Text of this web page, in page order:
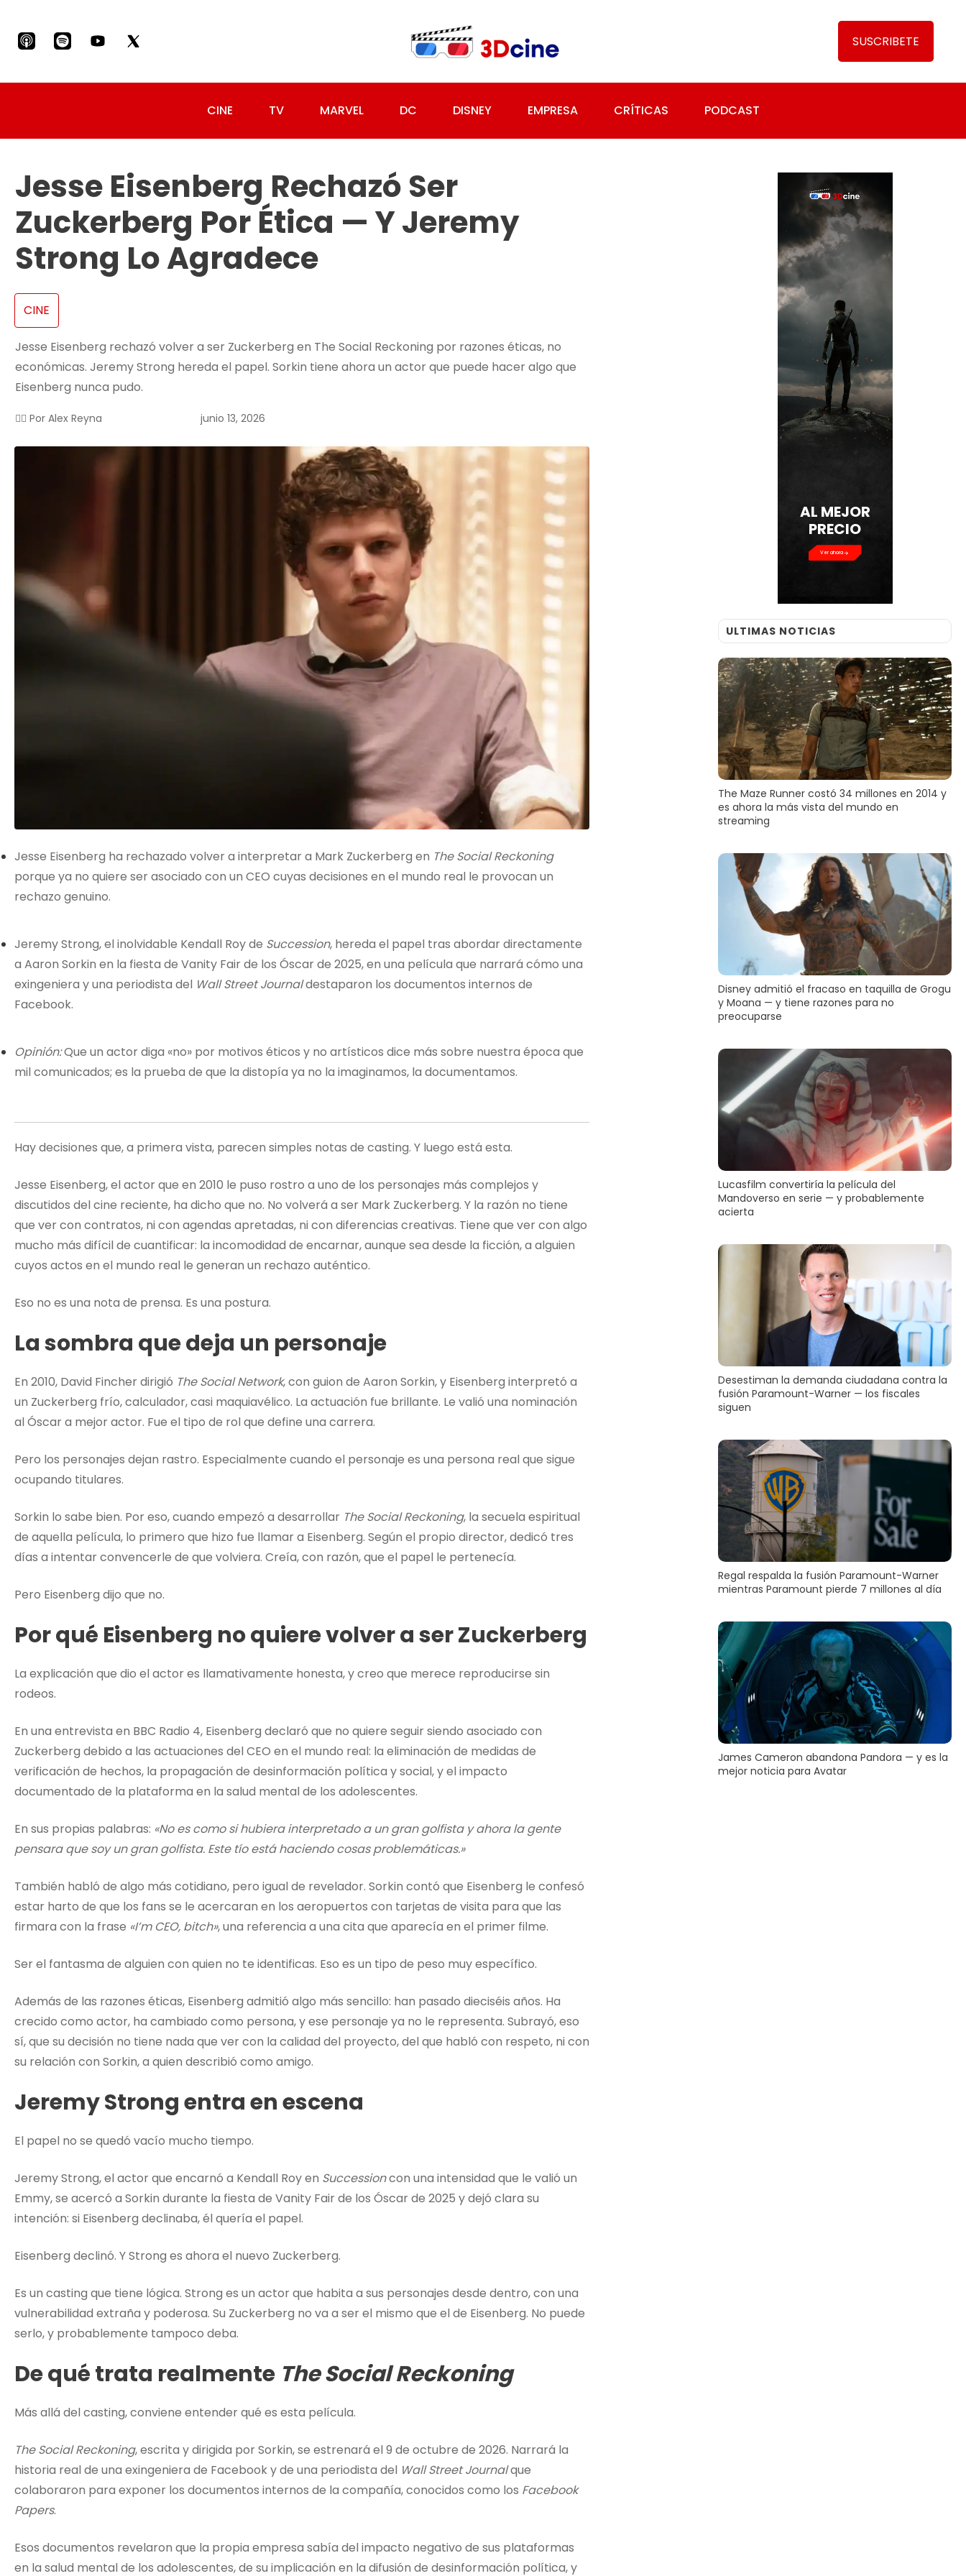
SUSCRIBETE
CINE TV MARVEL DC DISNEY EMPRESA CRÍTICAS PODCAST
Jesse Eisenberg Rechazó Ser
Zuckerberg Por Ética — Y Jeremy
Strong Lo Agradece
CINE
Jesse Eisenberg rechazó volver a ser Zuckerberg en The Social Reckoning por razones éticas, no
económicas. Jeremy Strong hereda el papel. Sorkin tiene ahora un actor que puede hacer algo que
Eisenberg nunca pudo.
✍🏻 Por Alex Reyna junio 13, 2026
Jesse Eisenberg ha rechazado volver a interpretar a Mark Zuckerberg en The Social Reckoning
porque ya no quiere ser asociado con un CEO cuyas decisiones en el mundo real le provocan un
rechazo genuino.
Jeremy Strong, el inolvidable Kendall Roy de Succession, hereda el papel tras abordar directamente
a Aaron Sorkin en la fiesta de Vanity Fair de los Óscar de 2025, en una película que narrará cómo una
exingeniera y una periodista del Wall Street Journaldestaparon los documentos internos de
Facebook.
Opinión:Que un actor diga «no» por motivos éticos y no artísticos dice más sobre nuestra época que
mil comunicados; es la prueba de que la distopía ya no la imaginamos, la documentamos.
Hay decisiones que, a primera vista, parecen simples notas de casting. Y luego está esta.
Jesse Eisenberg, el actor que en 2010 le puso rostro a uno de los personajes más complejos y
discutidos del cine reciente, ha dicho que no. No volverá a ser Mark Zuckerberg. Y la razón no tiene
que ver con contratos, ni con agendas apretadas, ni con diferencias creativas. Tiene que ver con algo
mucho más difícil de cuantificar: la incomodidad de encarnar, aunque sea desde la ficción, a alguien
cuyos actos en el mundo real le generan un rechazo auténtico.
Eso no es una nota de prensa. Es una postura.
La sombra que deja un personaje
En 2010, David Fincher dirigió The Social Network, con guion de Aaron Sorkin, y Eisenberg interpretó a
un Zuckerberg frío, calculador, casi maquiavélico. La actuación fue brillante. Le valió una nominación
al Óscar a mejor actor. Fue el tipo de rol que define una carrera.
Pero los personajes dejan rastro. Especialmente cuando el personaje es una persona real que sigue
ocupando titulares.
Sorkin lo sabe bien. Por eso, cuando empezó a desarrollar The Social Reckoning, la secuela espiritual
de aquella película, lo primero que hizo fue llamar a Eisenberg. Según el propio director, dedicó tres
días a intentar convencerle de que volviera. Creía, con razón, que el papel le pertenecía.
Pero Eisenberg dijo que no.
Por qué Eisenberg no quiere volver a ser Zuckerberg
La explicación que dio el actor es llamativamente honesta, y creo que merece reproducirse sin
rodeos.
En una entrevista en BBC Radio 4, Eisenberg declaró que no quiere seguir siendo asociado con
Zuckerberg debido a las actuaciones del CEO en el mundo real: la eliminación de medidas de
verificación de hechos, la propagación de desinformación política y social, y el impacto
documentado de la plataforma en la salud mental de los adolescentes.
En sus propias palabras: «No es como si hubiera interpretado a un gran golfista y ahora la gente
pensara que soy un gran golfista. Este tío está haciendo cosas problemáticas.»
También habló de algo más cotidiano, pero igual de revelador. Sorkin contó que Eisenberg le confesó
estar harto de que los fans se le acercaran en los aeropuertos con tarjetas de visita para que las
firmara con la frase «I’m CEO, bitch», una referencia a una cita que aparecía en el primer filme.
Ser el fantasma de alguien con quien no te identificas. Eso es un tipo de peso muy específico.
Además de las razones éticas, Eisenberg admitió algo más sencillo: han pasado dieciséis años. Ha
crecido como actor, ha cambiado como persona, y ese personaje ya no le representa. Subrayó, eso
sí, que su decisión no tiene nada que ver con la calidad del proyecto, del que habló con respeto, ni con
su relación con Sorkin, a quien describió como amigo.
Jeremy Strong entra en escena
El papel no se quedó vacío mucho tiempo.
Jeremy Strong, el actor que encarnó a Kendall Roy en Successioncon una intensidad que le valió un
Emmy, se acercó a Sorkin durante la fiesta de Vanity Fair de los Óscar de 2025 y dejó clara su
intención: si Eisenberg declinaba, él quería el papel.
Eisenberg declinó. Y Strong es ahora el nuevo Zuckerberg.
Es un casting que tiene lógica. Strong es un actor que habita a sus personajes desde dentro, con una
vulnerabilidad extraña y poderosa. Su Zuckerberg no va a ser el mismo que el de Eisenberg. No puede
serlo, y probablemente tampoco deba.
De qué trata realmente The Social Reckoning
Más allá del casting, conviene entender qué es esta película.
The Social Reckoning, escrita y dirigida por Sorkin, se estrenará el 9 de octubre de 2026. Narrará la
historia real de una exingeniera de Facebook y de una periodista del Wall Street Journalque
colaboraron para exponer los documentos internos de la compañía, conocidos como los Facebook
Papers.
Esos documentos revelaron que la propia empresa sabía del impacto negativo de sus plataformas
en la salud mental de los adolescentes, de su implicación en la difusión de desinformación política, y
AL MEJOR
PRECIO
ULTIMAS NOTICIAS
The Maze Runner costó 34 millones en 2014 y
es ahora la más vista del mundo en
streaming
Disney admitió el fracaso en taquilla de Grogu
y Moana — y tiene razones para no
preocuparse
Lucasfilm convertiría la película del
Mandoverso en serie — y probablemente
acierta
Desestiman la demanda ciudadana contra la
fusión Paramount-Warner — los fiscales
siguen
Regal respalda la fusión Paramount-Warner
mientras Paramount pierde 7 millones al día
James Cameron abandona Pandora — y es la
mejor noticia para Avatar